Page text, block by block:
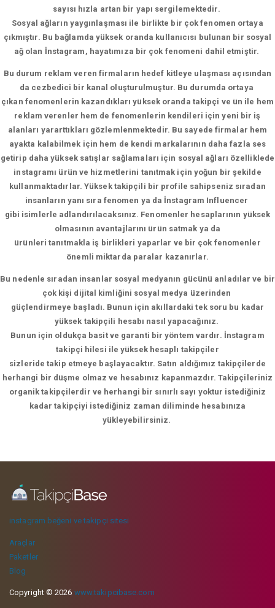
sayısı hızla artan bir yapı sergilemektedir.
Sosyal ağların yaygınlaşması ile birlikte bir çok fenomen ortaya
çıkmıştır. Bu bağlamda yüksek oranda kullanıcısı bulunan bir sosyal
ağ olan İnstagram, hayatımıza bir çok fenomeni dahil etmiştir.
Bu durum reklam veren firmaların hedef kitleye ulaşması açısından
da cezbedici bir kanal oluşturulmuştur. Bu durumda ortaya
çıkan fenomenlerin kazandıkları yüksek oranda takipçi ve ün ile hem
reklam verenler hem de fenomenlerin kendileri için yeni bir iş
alanları yararttıkları gözlemlenmektedir. Bu sayede firmalar hem
ayakta kalabilmek için hem de kendi markalarının daha fazla ses
getirip daha yüksek satışlar sağlamaları için sosyal ağları özelliklede
instagramı ürün ve hizmetlerini tanıtmak için yoğun bir şekilde
kullanmaktadırlar. Yüksek takipçili bir profile sahipseniz sıradan
insanların yanı sıra fenomen ya da İnstagram Influencer
gibi isimlerle adlandırılacaksınız. Fenomenler hesaplarının yüksek
olmasının avantajlarını ürün satmak ya da
ürünleri tanıtmakla iş birlikleri yaparlar ve bir çok fenomenler
önemli miktarda paralar kazanırlar.
Bu nedenle sıradan insanlar sosyal medyanın gücünü anladılar ve bir
çok kişi dijital kimliğini sosyal medya üzerinden
güçlendirmeye başladı. Bunun için akıllardaki tek soru bu kadar
yüksek takipçili hesabı nasıl yapacağınız.
Bunun için oldukça basit ve garanti bir yöntem vardır. İnstagram
takipçi hilesi ile yüksek hesaplı takipçiler
sizleride takip etmeye başlayacaktır. Satın aldığımız takipçilerde
herhangi bir düşme olmaz ve hesabınız kapanmazdır. Takipçileriniz
organik takipçilerdir ve herhangi bir sınırlı sayı yoktur istediğiniz
kadar takipçiyi istediğiniz zaman diliminde hesabınıza
yükleyebilirsiniz.
instagram beğeni ve takipçi sitesi
Araçlar
Paketler
Blog
Copyright © 2026 www.takipcibase.com